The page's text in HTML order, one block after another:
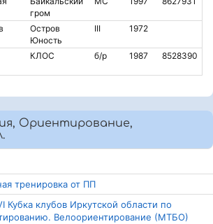
гром
Остров
Юность
III 1972
КЛОС б/р 1987 8528390
Ориентирование,
тренировка от ПП
Кубка клубов Иркутской области по
Велоориентирование (МТБО)